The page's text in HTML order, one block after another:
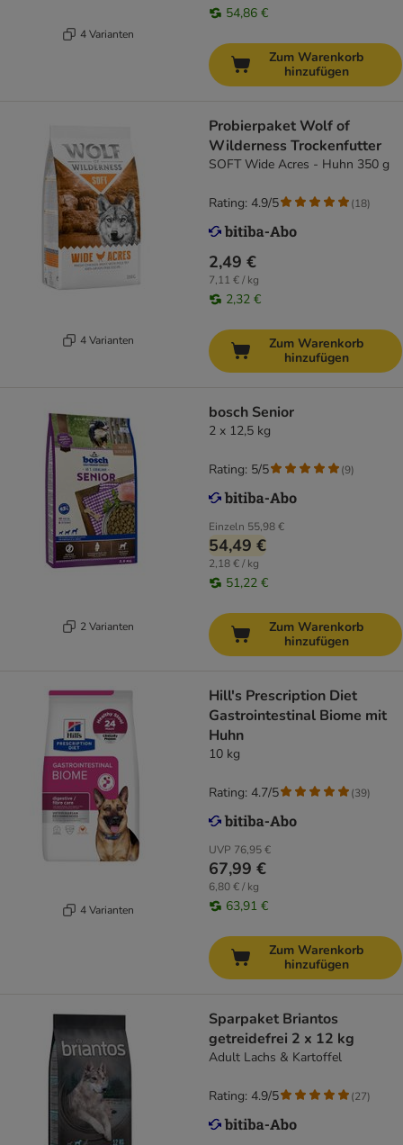
4 Varianten
54,86 €
Zum Warenkorb
hinzufügen
4 Varianten
Probierpaket Wolf of
Wilderness Trockenfutter
SOFT Wide Acres - Huhn 350 g
2,49 €
7,11 € / kg
2,32 €
Rating: 4.9/5 (18)
Zum Warenkorb
hinzufügen
2 Varianten
bosch Senior
2 x 12,5 kg
Einzeln 55,98 €
54,49 €
2,18 € / kg
51,22 €
Rating: 5/5 (9)
Zum Warenkorb
hinzufügen
4 Varianten
Hill's Prescription Diet
Gastrointestinal Biome mit
Huhn
10 kg
UVP 76,95 €
67,99 €
6,80 € / kg
63,91 €
Rating: 4.7/5 (39)
Zum Warenkorb
hinzufügen
Sparpaket Briantos
getreidefrei 2 x 12 kg
Adult Lachs & Kartoffel
Rating: 4.9/5 (27)